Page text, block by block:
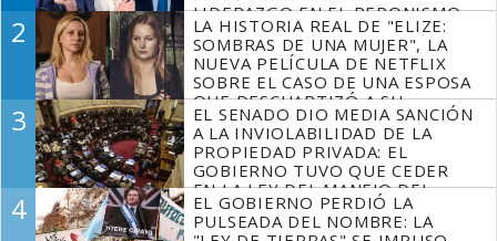
LIDERAZGO EN EL PERONISMO
2
LA HISTORIA REAL DE "ELIZE:
SOMBRAS DE UNA MUJER", LA
NUEVA PELÍCULA DE NETFLIX
SOBRE EL CASO DE UNA ESPOSA
QUE DESCUARTIZÓ A SU
MARIDO
3
EL SENADO DIO MEDIA SANCIÓN
A LA INVIOLABILIDAD DE LA
PROPIEDAD PRIVADA: EL
GOBIERNO TUVO QUE CEDER
EN LA LEY DEL MANEJO DEL
FUEGO
4
EL GOBIERNO PERDIÓ LA
PULSEADA DEL NOMBRE: LA